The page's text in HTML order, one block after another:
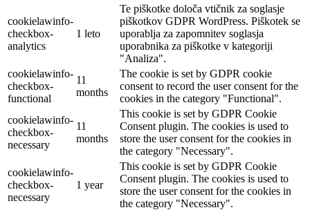
cookielawinfo-
checkbox-
analytics
1 leto
Te piškotke določa vtičnik za soglasje
piškotkov GDPR WordPress. Piškotek se
uporablja za zapomnitev soglasja
uporabnika za piškotke v kategoriji
"Analiza".
cookielawinfo-
checkbox-
functional
11
months
The cookie is set by GDPR cookie
consent to record the user consent for the
cookies in the category "Functional".
cookielawinfo-
checkbox-
necessary
11
months
This cookie is set by GDPR Cookie
Consent plugin. The cookies is used to
store the user consent for the cookies in
the category "Necessary".
cookielawinfo-
checkbox-
necessary
1 year
This cookie is set by GDPR Cookie
Consent plugin. The cookies is used to
store the user consent for the cookies in
the category "Necessary".